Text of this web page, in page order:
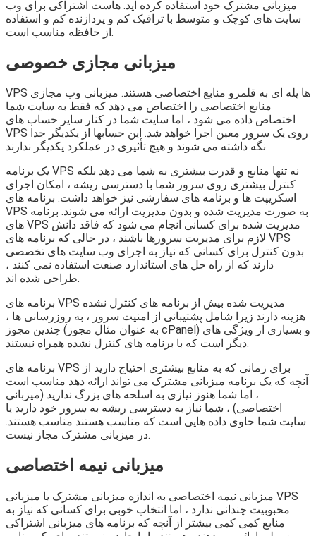
میزبانی مشترک خود استفاده کرده اید. هاست اشتراکی برای وب
سایت های کوچک و متوسط ​​با ترافیک کم و پردازنده کم و استفاده
از حافظه مناسب است.
میزبانی مجازی خصوصی
VPS ها پله ای به قلمرو منابع اختصاصی هستند. میزبانی وب مجازی
منابع اختصاصی را اختصاص می دهد که فقط به سایت شما
اختصاص داده می شود ، اما سایت شما در کنار سایر حساب های
VPS روی یک سرور معین اجرا خواهد شد. این حسابها از یکدیگر جدا
نگه داشته می شوند و هیچ تأثیری در عملکرد یکدیگر ندارند.
یک برنامه VPS نه تنها منابع و قدرت بیشتری به شما می دهد بلکه
کنترل بیشتری روی سرور شما با دسترسی ریشه ، امکان اجرای
اسکریپت ها و برنامه های سفارشی نیز خواهد داشت. برنامه های
VPS به صورت مدیریت شده و بدون مدیریت ارائه می شوند. برنامه
های VPS مدیریت شده برای کسانی انجام می شود که فاقد دانش
لازم برای مدیریت سرورها باشند ، در حالی که برنامه های VPS
بدون کنترل برای کسانی که نیاز به اجرای وب سایت های تخصصی
دارند که از راه حل های استاندارد صنعت استفاده نمی کنند ،
طراحی شده اند.
برنامه های VPS مدیریت شده بیش از برنامه های کنترل نشده
هزینه دارند زیرا شامل پشتیبانی از امنیت سرور ، به روزرسانی ها ،
چندین مجوز (به عنوان مثال مجوز cPanel) و بسیاری از ویژگی های
دیگر است که با برنامه های کنترل نشده همراه نیستند.
برنامه های VPS برای زمانی که به منابع بیشتری احتیاج دارید از
آنچه که یک برنامه میزبانی مشترک می تواند ارائه دهد مناسب است
، اما شما هنوز نیازی به اسلحه های بزرگ ندارید (میزبانی
اختصاصی) ، شما نیاز به دسترسی ریشه به سرور خود دارید یا
سایت شما حاوی داده هایی است که مناسب هستند مناسب هستند.
در میزبانی مشترک مجاز نیست.
میزبانی نیمه اختصاصی
میزبانی نیمه اختصاصی به اندازه میزبانی مشترک یا میزبانی VPS
محبوبیت چندانی ندارد ، اما انتخاب خوبی برای کسانی که نیاز به
منابع کمی کمی بیشتر از آنچه که برنامه های میزبانی اشتراکی